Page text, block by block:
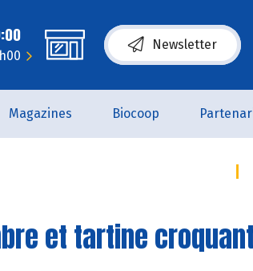
Newsletter
(s’ouvre dans une
Magazines Biocoop
et tartine